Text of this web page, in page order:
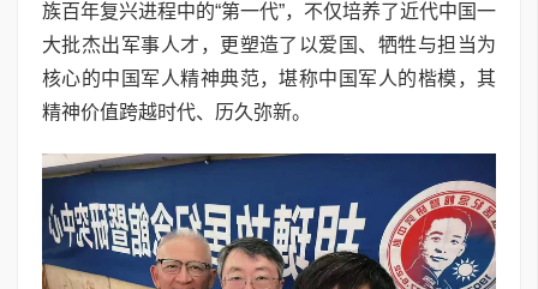
族百年复兴进程中的“第一代”，不仅培养了近代中国一
大批杰出军事人才，更塑造了以爱国、牺牲与担当为
核心的中国军人精神典范，堪称中国军人的楷模，其
精神价值跨越时代、历久弥新。